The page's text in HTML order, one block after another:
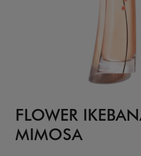
FLOWER
MIMOSA